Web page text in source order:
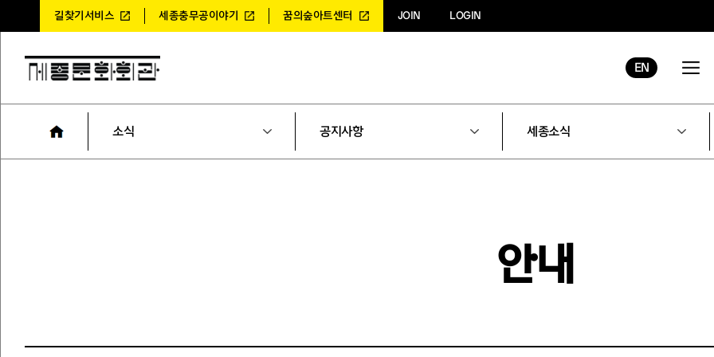
길찾기서비스 세종충무공이야기 꿈의숲아트센터 JOIN LOGIN
EN
소식 공지사항 세종소식
안내